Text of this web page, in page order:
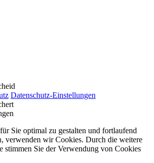
Datenschutz-Einstellungen
Sie optimal zu gestalten und fortlaufend
verwenden wir Cookies. Durch die weitere
stimmen Sie der Verwendung von Cookies